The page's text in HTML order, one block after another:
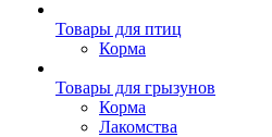
Товары для птиц
Корма
Товары для грызунов
Корма
Лакомства